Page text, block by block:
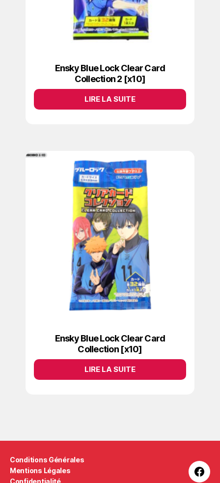
Ensky Blue Lock Clear Card
Collection 2 [x10]
LIRE LA SUITE
Ensky Blue Lock Clear Card
Collection [x10]
LIRE LA SUITE
Conditions Générales
Mentions Légales
Confidentialité